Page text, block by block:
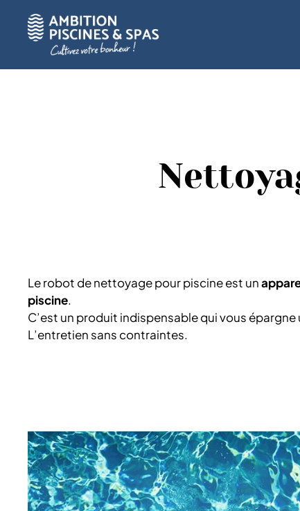
Accueil»Équipements pour votre piscine
Le robot de nettoyage pour piscine est un
piscine.
C’est un produit indispensable qui vous
L’entretien sans contraintes.